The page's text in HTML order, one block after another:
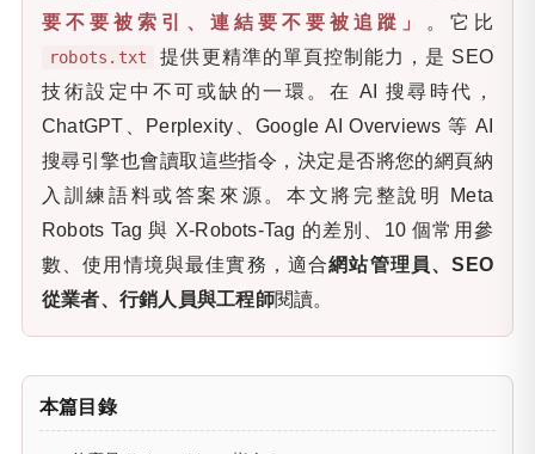
要不要被索引、連結要不要被追蹤」
。它比
robots.txt
提供更精準的單頁控制能力，是 SEO
技術設定中不可或缺的一環。在 AI 搜尋時代，
ChatGPT、Perplexity、Google AI Overviews 等 AI
搜尋引擎也會讀取這些指令，決定是否將您的網頁納
入訓練語料或答案來源。本文將完整說明 Meta
Robots Tag 與 X-Robots-Tag 的差別、10 個常用參
數、使用情境與最佳實務，適合網站管理員、SEO
從業者、行銷人員與工程師閱讀。
本篇目錄